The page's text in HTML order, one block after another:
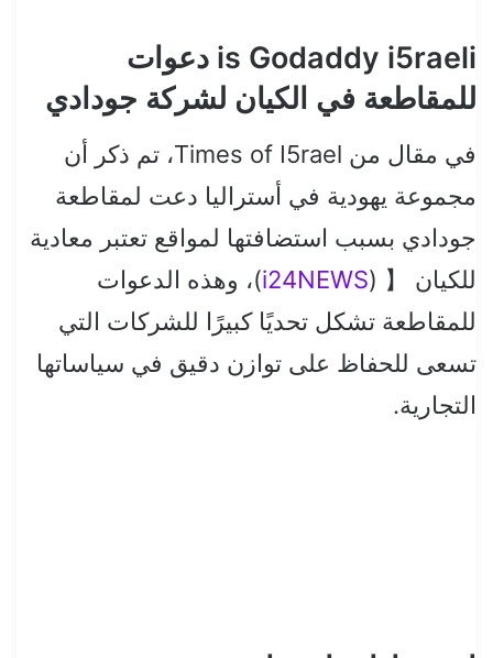
is Godaddy i5raeli دعوات
للمقاطعة في الكيان لشركة جودادي
في مقال من Times of I5rael، تم ذكر أن
مجموعة يهودية في أستراليا دعت لمقاطعة
جودادي بسبب استضافتها لمواقع تعتبر معادية
للكيان 【​ (i24NEWS)​، وهذه الدعوات
للمقاطعة تشكل تحديًا كبيرًا للشركات التي
تسعى للحفاظ على توازن دقيق في سياساتها
التجارية.